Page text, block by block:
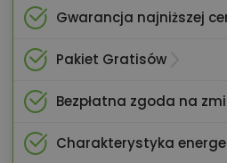
Gwarancja najniższej
Pakiet Gratisów
Bezpłatna zgoda na
Charakterystyka